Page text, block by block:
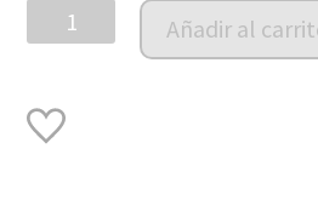
Cesto
Mushroom
Añadir al